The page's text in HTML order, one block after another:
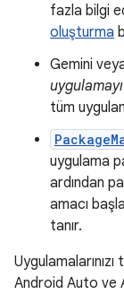
fazla bilgi
oluşturma
Gemini
tüm
uygulama
ardından
amacı
tanır.
Android Auto ve